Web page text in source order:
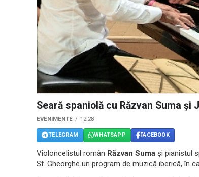
Seară spaniolă cu Răzvan Suma și
EVENIMENTE 12:28
TELEGRAM WHATSAPP FACEBOOK
Violoncelistul român Răzvan Suma și pianistul
Sf. Gheorghe un program de muzică iberică, în